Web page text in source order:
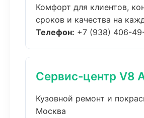
Комфорт для клиентов,
сроков и качества на
Телефон: +7 (938) 406-
Сервис-центр V8
Кузовной ремонт и
Москва